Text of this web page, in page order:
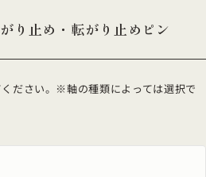
り止め・転がり止めピン
ださい。※軸の種類によっては選択で